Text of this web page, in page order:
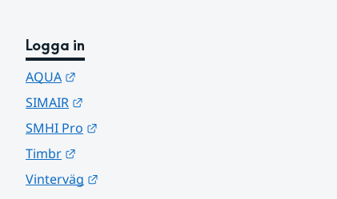
Logga in
AQUA
SIMAIR
SMHI Pro
Timbr
Vinterväg